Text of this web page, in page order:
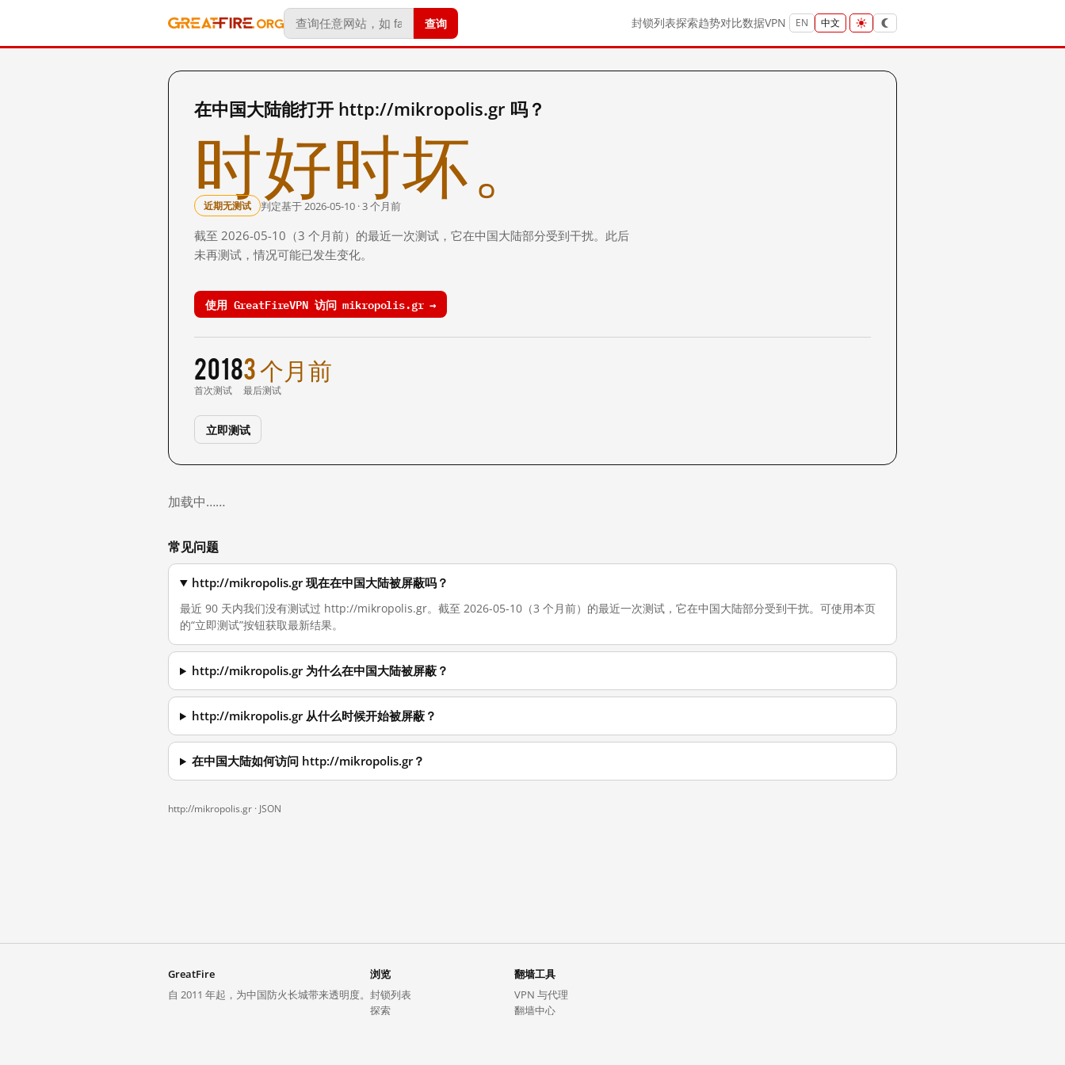
查询 封锁列表探索趋势对比数据VPN EN 中文
在中国大陆能打开 http://mikropolis.gr 吗？
时好时坏。
近期无测试 判定基于 2026-05-10 · 3 个月前
截至 2026-05-10（3 个月前）的最近一次测试，它在中国大陆部分受到干扰。此后
未再测试，情况可能已发生变化。
使用 GreatFireVPN 访问 mikropolis.gr →
2018
首次测试
3 个月前
最后测试
立即测试
加载中……
常见问题
http://mikropolis.gr 现在在中国大陆被屏蔽吗？
最近 90 天内我们没有测试过 http://mikropolis.gr。截至 2026-05-10（3 个月前）的最近一次测试，它在中国大陆部分受到干扰。可使用本页
的“立即测试”按钮获取最新结果。
http://mikropolis.gr 为什么在中国大陆被屏蔽？
http://mikropolis.gr 从什么时候开始被屏蔽？
在中国大陆如何访问 http://mikropolis.gr？
http://mikropolis.gr · JSON
GreatFire
自 2011 年起，为中国防火长城带来透明度。
浏览
封锁列表
探索
翻墙工具
VPN 与代理
翻墙中心